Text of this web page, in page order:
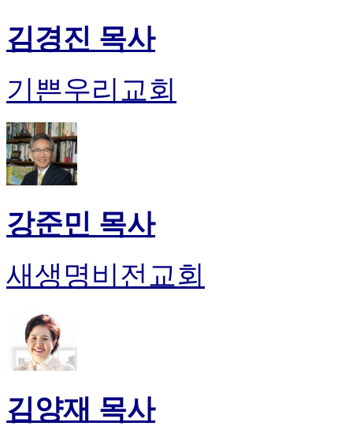
김경진 목사
기쁜우리교회
강준민 목사
새생명비전교회
김양재 목사